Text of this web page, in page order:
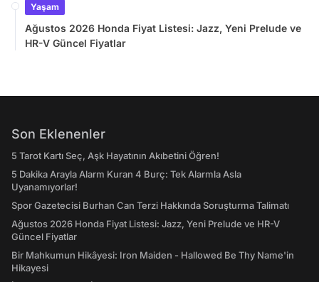
Yaşam
Ağustos 2026 Honda Fiyat Listesi: Jazz, Yeni Prelude ve
HR-V Güncel Fiyatlar
Son Eklenenler
5 Tarot Kartı Seç, Aşk Hayatının Akıbetini Öğren!
5 Dakika Arayla Alarm Kuran 4 Burç: Tek Alarmla Asla
Uyanamıyorlar!
Spor Gazetecisi Burhan Can Terzi Hakkında Soruşturma Talimatı
Ağustos 2026 Honda Fiyat Listesi: Jazz, Yeni Prelude ve HR-V
Güncel Fiyatlar
Bir Mahkumun Hikâyesi: Iron Maiden - Hallowed Be Thy Name'in
Hikayesi